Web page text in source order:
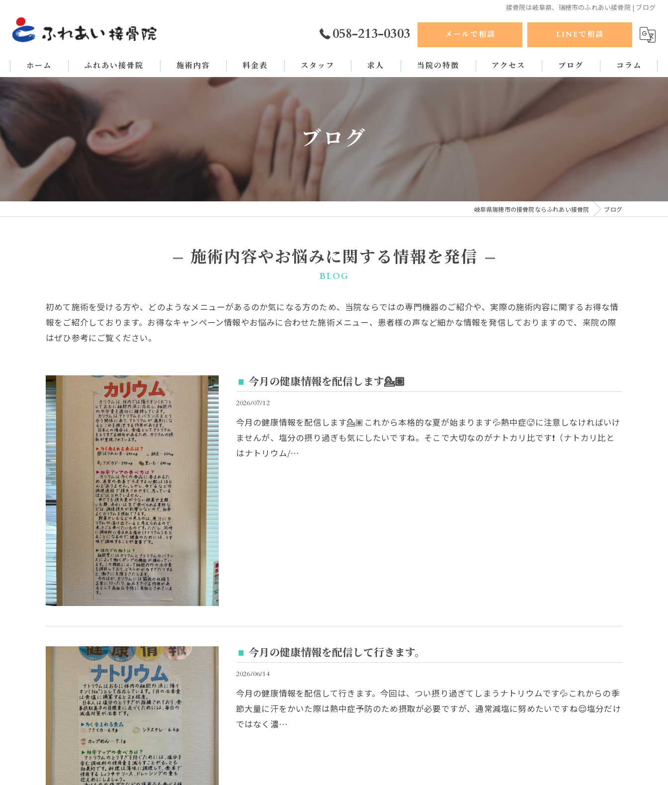
接骨院は岐阜県、瑞穂市のふれあい接骨院 | ブログ
058-213-0303 メールで相談 LINEで相談
ホーム ふれあい接骨院 施術内容 料金表 スタッフ 求人 当院の特徴
姿勢矯正
交通事故
アクセス ブログ コラム
ブログ
岐阜県瑞穂市の接骨院ならふれあい接骨院 ブログ
施術内容やお悩みに関する情報を発信
BLOG
初めて施術を受ける方や、どのようなメニューがあるのか気になる方のため、当院ならではの専門機器のご紹介や、実際の施術内容に関するお得な情
報をご紹介しております。お得なキャンペーン情報やお悩みに合わせた施術メニュー、患者様の声など細かな情報を発信しておりますので、来院の際
はぜひ参考にご覧ください。
今月の健康情報を配信します💁🏽
2026/07/12
今月の健康情報を配信します💁🏽これから本格的な夏が始まります💦熱中症🥵に注意しなければいけ
ませんが、塩分の摂り過ぎも気にしたいですね。そこで大切なのがナトカリ比です❗️（ナトカリ比と
はナトリウム/…
今月の健康情報を配信して行きます。
2026/06/14
今月の健康情報を配信して行きます。今回は、つい摂り過ぎてしまうナトリウムです💦これからの季
節大量に汗をかいた際は熱中症予防のため摂取が必要ですが、通常減塩に努めたいですね😌塩分だけ
ではなく濃…